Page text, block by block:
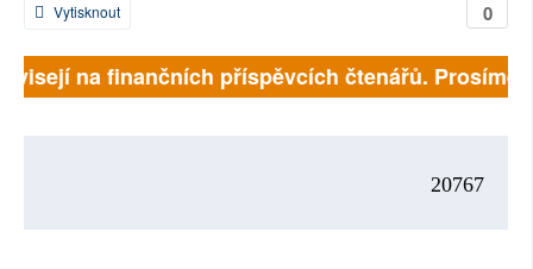
0
Vytisknout
na finančních příspěvcích čtenářů. Prosíme,
20767